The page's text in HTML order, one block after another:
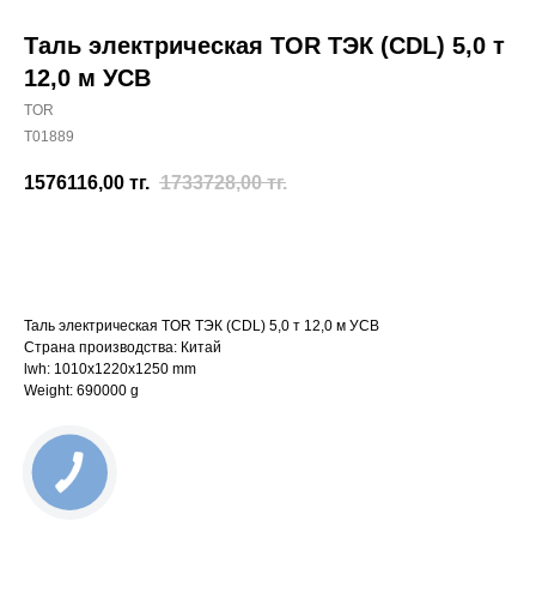
Таль электрическая TOR ТЭК (CDL) 5,0 т
12,0 м УСВ
TOR
T01889
1576116,00 тг. 1733728,00 тг.
Таль электрическая TOR ТЭК (CDL) 5,0 т 12,0 м УСВ
Страна производства: Китай
lwh: 1010x1220x1250 mm
Weight: 690000 g